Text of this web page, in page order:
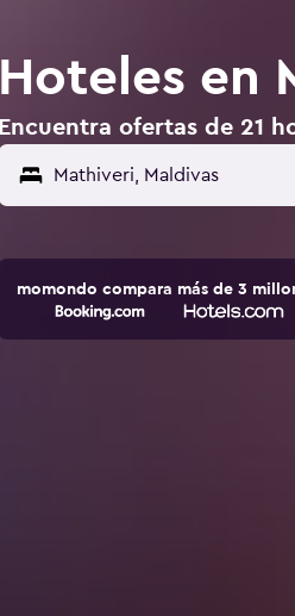
Hoteles en
Encuentra ofertas de 21
momondo compara más de 3